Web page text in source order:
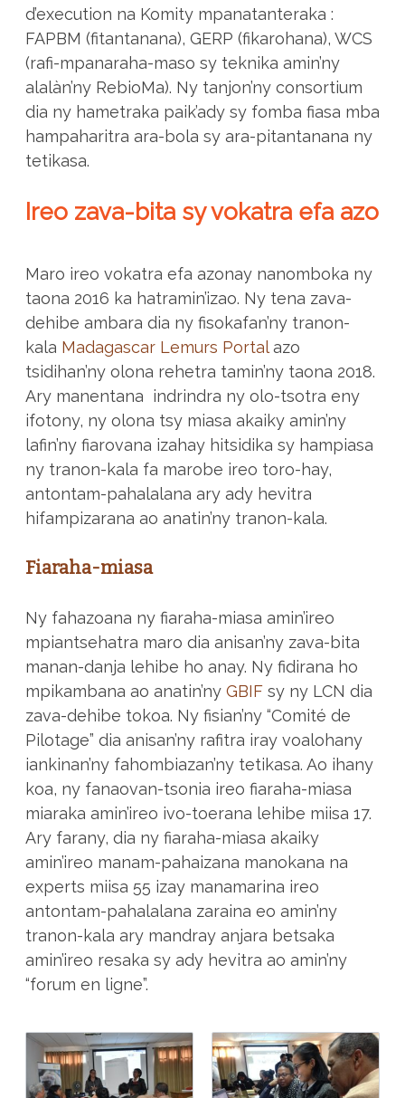
d’execution na Komity mpanatanteraka :
FAPBM (fitantanana), GERP (fikarohana), WCS
(rafi-mpanaraha-maso sy teknika amin’ny
alalàn’ny RebioMa). Ny tanjon’ny consortium
dia ny hametraka paik’ady sy fomba fiasa mba
hampaharitra ara-bola sy ara-pitantanana ny
tetikasa.
Ireo zava-bita sy vokatra efa azo
Maro ireo vokatra efa azonay nanomboka ny
taona 2016 ka hatramin’izao. Ny tena zava-
dehibe ambara dia ny fisokafan’ny tranon-
kala Madagascar Lemurs Portalazo
tsidihan’ny olona rehetra tamin’ny taona 2018.
Ary manentana indrindra ny olo-tsotra eny
ifotony, ny olona tsy miasa akaiky amin’ny
lafin’ny fiarovana izahay hitsidika sy hampiasa
ny tranon-kala fa marobe ireo toro-hay,
antontam-pahalalana ary ady hevitra
hifampizarana ao anatin’ny tranon-kala.
Fiaraha-miasa
Ny fahazoana ny fiaraha-miasa amin’ireo
mpiantsehatra maro dia anisan’ny zava-bita
manan-danja lehibe ho anay. Ny fidirana ho
mpikambana ao anatin’ny GBIFsy ny LCN dia
zava-dehibe tokoa. Ny fisian’ny “Comité de
Pilotage” dia anisan’ny rafitra iray voalohany
iankinan’ny fahombiazan’ny tetikasa. Ao ihany
koa, ny fanaovan-tsonia ireo fiaraha-miasa
miaraka amin’ireo ivo-toerana lehibe miisa 17.
Ary farany, dia ny fiaraha-miasa akaiky
amin’ireo manam-pahaizana manokana na
experts miisa 55 izay manamarina ireo
antontam-pahalalana zaraina eo amin’ny
tranon-kala ary mandray anjara betsaka
amin’ireo resaka sy ady hevitra ao amin’ny
“forum en ligne”.